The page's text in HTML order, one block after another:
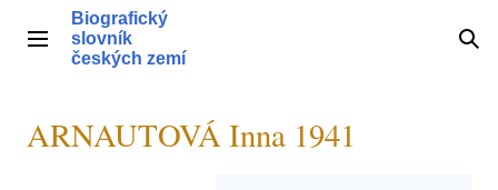
obsahHlavní menu
Biografický
slovník
českých zemí
ARNAUTOVÁ Inna 1941